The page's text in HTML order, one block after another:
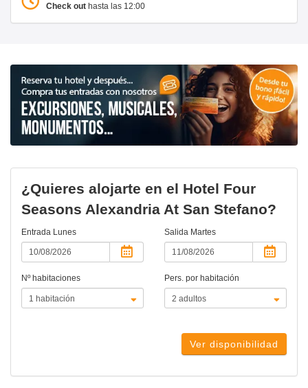
Check out hasta las 12:00
¿Quieres alojarte en el Hotel Four
Seasons Alexandria At San Stefano?
Entrada Lunes Salida Martes
Nº habitaciones Pers. por habitación
Ver disponibilidad